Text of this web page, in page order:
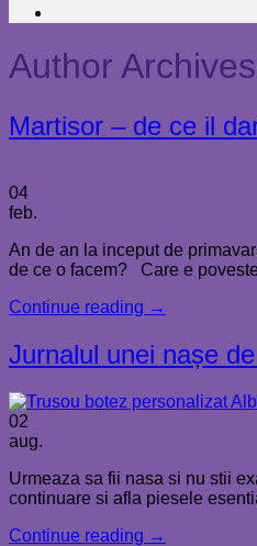
Author
Martisor – de ce il
04
feb.
An de an la inceput de
de ce o facem? Care e
Continue reading →
Jurnalul unei nașe
02
aug.
Urmeaza sa fii nasa si nu stii
continuare si afla piesele
Continue reading →